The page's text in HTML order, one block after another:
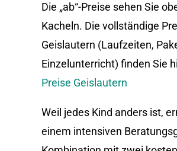
Die „ab“-Preise sehen Sie
Kacheln. Die vollständige
Geislautern (Laufzeiten,
Einzelunterricht) finden Sie
Preise Geislautern
Weil jedes Kind anders ist,
einem intensiven